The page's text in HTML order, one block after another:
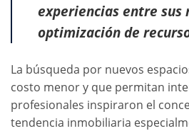
experiencias entre sus
optimización de
La búsqueda por nuevos
costo menor y que permitan
profesionales inspiraron el
tendencia inmobiliaria